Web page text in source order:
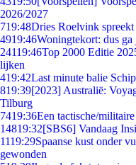
2026/2027
719:48Dries Roelvink
4919:46Woningtekort: dus
24119:46Top 2000 Editie
lijken
419:42Last minute balie
819:39[2023] Australië:
Tilburg
7419:36Een tactische/
14819:32[SBS6] Vandaag
1119:29Spaanse kust onder
gewonden